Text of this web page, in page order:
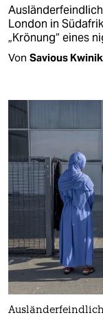
London in
„Krönung“ eines
Von Savious